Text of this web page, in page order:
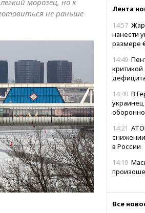
Лента
14:57
нанести
размере
14:49
14:40 В
14:21
в России
14:19
санкций
Все
не раньше